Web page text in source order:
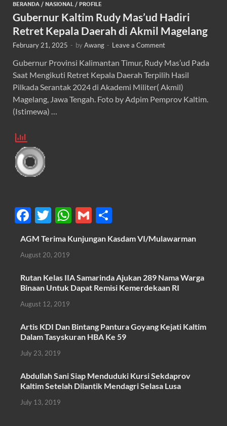
BERANDA / NASIONAL / PROFILE
Gubernur Kaltim Rudy Mas’ud Hadiri
Retret Kepala Daerah di Akmil Magelang
February 21, 2025 - byAwang - Leave a Comment
Gubernur Provinsi Kalimantan Timur, Rudy Mas’ud Pada
Saat Mengikuti Retret Kepala Daerah Terpilih Hasil
Pilkada Serantak 2024 di Akademi Militer( Akmil)
Magelang, Jawa Tengah. Foto by Adpim Pemprov Kaltim.
(Istimewa) …
F
ac
e
b
o
o
k
T
w
itt
er
W
h
at
A
p
G
ail
h
ar
AGM Terima Kunjungan Kasdam VI/Mulawarman
August 20, 2019
Rutan Kelas IIA Samarinda Ajukan 289 Nama Warga
Binaan Untuk Dapat Remisi Kemerdekaan RI
August 12, 2019
Artis KDI Dan Bintang Pantura Goyang Kejati Kaltim
Dalam Tasyskuran HBA Ke 59
July 23, 2019
Abdullah Sani Siap Menduduki Kursi Sekdaprov
Kaltim Setelah Dilantik Mendagri Selasa Lusa
July 13, 2019